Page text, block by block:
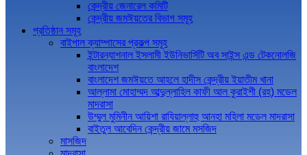
কেন্দ্রীয় জেনারেল কমিটি
কেন্দ্রীয় জমঈয়তের বিভাগ সমূহ
প্রতিষ্ঠান সমূহ
বাইপাল ক্যাম্পাসের প্রকল্প সমূহ
ইন্টারন্যাশনাল ইসলামী ইউনিভার্সিটি অব সাইন্স এন্ড টেকনোলজি
বাংলাদেশ
বাংলাদেশ জমঈয়তে আহলে হাদীস কেন্দ্রীয় ইয়াতীম খানা
আল্লামা মোহাম্মদ আব্দুল্লাহিল কাফী আল কুরাইশী (রহ) মডেল
মাদরাসা
উম্মুল মুমিনীন আয়িশা রাযিয়াল্লাহু আনহা মহিলা মডেল মাদরাসা
বাইতুল আবেদিন কেন্দ্রীয় জামে মসজিদ
মাসজিদ